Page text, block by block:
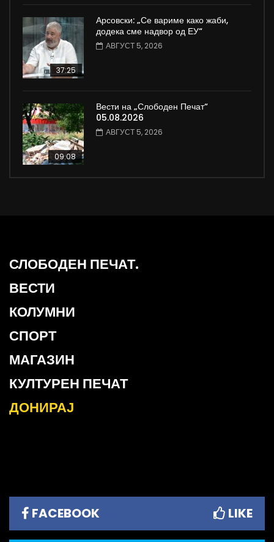
37:25
Арсовски: „Се вариме како жаби,
додека сме надвор од ЕУ“
АВГУСТ 5, 2026
09:08
Вести на „Слободен Печат“
05.08.2026
АВГУСТ 5, 2026
СЛОБОДЕН ПЕЧАТ.
ВЕСТИ
КОЛУМНИ
СПОРТ
МАГАЗИН
КУЛТУРЕН ПЕЧАТ
ДОНИРАЈ
FACEBOOK LIKE